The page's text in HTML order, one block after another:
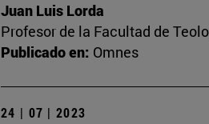
Juan Luis Lorda
Profesor de la Facultad de
Publicado en: Omnes
24 | 07 | 2023